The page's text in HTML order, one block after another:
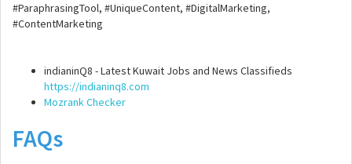
#ParaphrasingTool, #UniqueContent, #DigitalMarketing,
#ContentMarketing
indianinQ8 - Latest Kuwait Jobs and News Classifieds
https://indianinq8.com
Mozrank Checker
FAQs